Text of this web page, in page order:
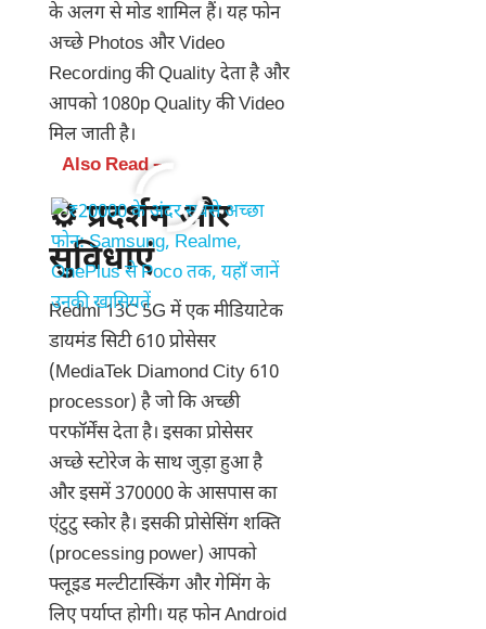
के अलग से मोड शामिल हैं। यह फोन
अच्छे Photos और Video
Recording की Quality देता है और
आपको 1080p Quality की Video
मिल जाती है।
Also Read –
⚙️ प्रदर्शन और
सुविधाएं
Redmi 13C 5G में एक मीडियाटेक
डायमंड सिटी 610 प्रोसेसर
(MediaTek Diamond City 610
processor) है जो कि अच्छी
परफॉर्मेंस देता है। इसका प्रोसेसर
अच्छे स्टोरेज के साथ जुड़ा हुआ है
और इसमें 370000 के आसपास का
एंटुटु स्कोर है। इसकी प्रोसेसिंग शक्ति
(processing power) आपको
फ्लूइड मल्टीटास्किंग और गेमिंग के
लिए पर्याप्त होगी। यह फोन Android